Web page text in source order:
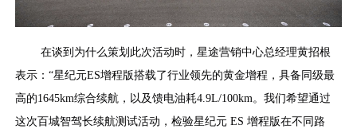
在谈到为什么策划此次活动时，星途营销中心总经理黄招根
表示：“星纪元ES增程版搭载了行业领先的黄金增程，具备同级最
高的1645km综合续航，以及馈电油耗4.9L/100km。我们希望通过
这次百城智驾长续航测试活动，检验星纪元 ES 增程版在不同路